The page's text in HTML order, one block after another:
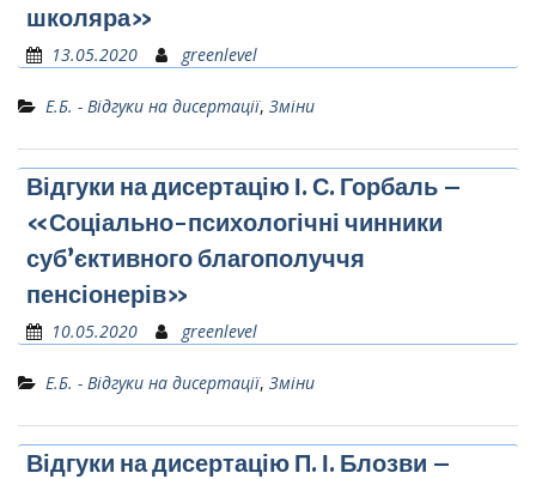
школяра»
13.05.2020 greenlevel
Е.Б. - Відгуки на дисертації, Зміни
Відгуки на дисертацію І. С. Горбаль –
«Соціально-психологічні чинники
суб’єктивного благополуччя
пенсіонерів»
10.05.2020 greenlevel
Е.Б. - Відгуки на дисертації, Зміни
Відгуки на дисертацію П. І. Блозви –